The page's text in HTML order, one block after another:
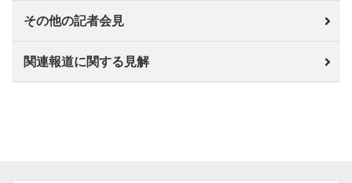
その他の記者会見
関連報道に関する見解